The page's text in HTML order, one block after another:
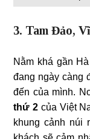
3. Tam Đảo,
Nằm khá gần
đang ngày càng
đến của mình.
thứ 2 của Việt
khung cảnh núi